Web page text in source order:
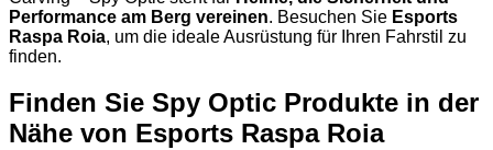
Performance am Berg vereinen. Besuchen Sie Esports
Raspa Roia, um die ideale Ausrüstung für Ihren Fahrstil zu
finden.
Finden Sie Spy Optic Produkte in der
Nähe von Esports Raspa Roia